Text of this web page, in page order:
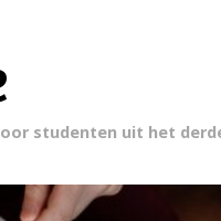
studenten uit het